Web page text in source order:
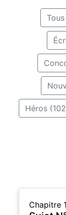
Héros
Chapitre